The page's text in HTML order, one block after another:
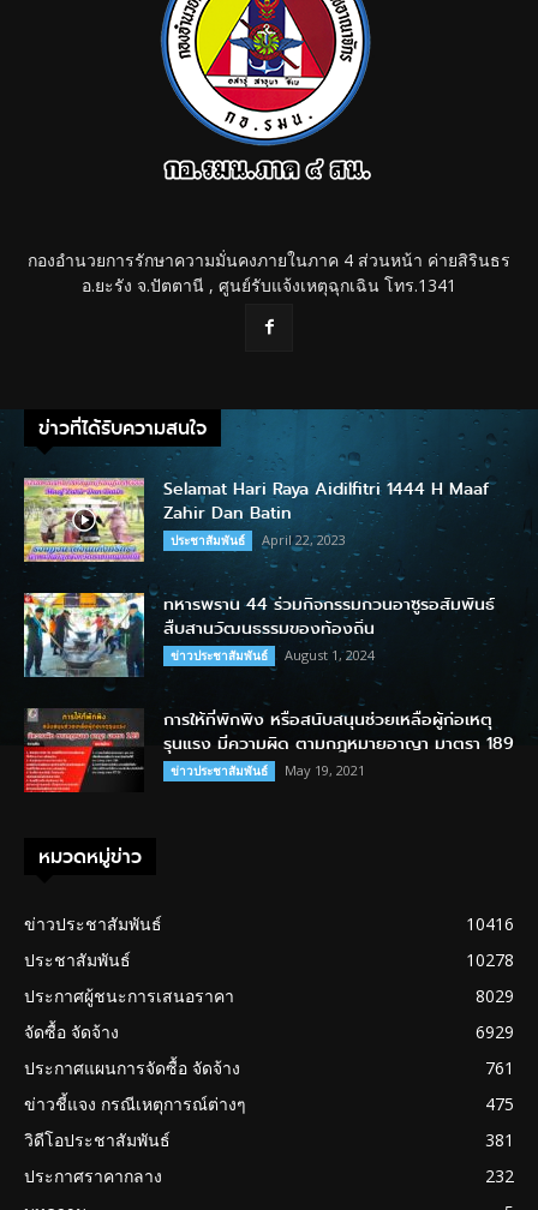
กองอำนวยการรักษาความมั่นคงภายในภาค 4 ส่วนหน้า ค่ายสิรินธร
อ.ยะรัง จ.ปัตตานี , ศูนย์รับแจ้งเหตุฉุกเฉิน โทร.1341
ข่าวที่ได้รับความสนใจ
Selamat Hari Raya Aidilfitri 1444 H Maaf
Zahir Dan Batin
ประชาสัมพันธ์ April 22, 2023
ทหารพราน 44 ร่วมกิจกรรมกวนอาซูรอสัมพันธ์
สืบสานวัฒนธรรมของท้องถิ่น
ข่าวประชาสัมพันธ์ August 1, 2024
การให้ที่พักพิง หรือสนับสนุนช่วยเหลือผู้ก่อเหตุ
รุนแรง มีความผิด ตามกฎหมายอาญา มาตรา 189
ข่าวประชาสัมพันธ์ May 19, 2021
หมวดหมู่ข่าว
ข่าวประชาสัมพันธ์
10416
ประชาสัมพันธ์
10278
ประกาศผู้ชนะการเสนอราคา
8029
จัดซื้อ จัดจ้าง
6929
ประกาศแผนการจัดซื้อ จัดจ้าง
761
ข่าวชี้แจง กรณีเหตุการณ์ต่างๆ
475
วิดีโอประชาสัมพันธ์
381
ประกาศราคากลาง
232